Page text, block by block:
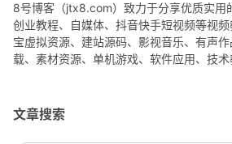
8号博客（jtx8.com）致力于分享优质实用
创业教程、自媒体、抖音快手短视频等视
宝虚拟资源、建站源码、影视音乐、有声
载、素材资源、单机游戏、软件应用、技术
文章搜索